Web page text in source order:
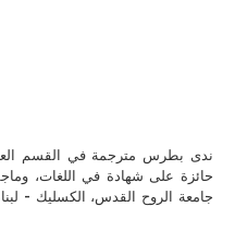
ندى بطرس مترجمة في القسم
حائزة على شهادة في اللغات،
جامعة الروح القدس، الكسليك -